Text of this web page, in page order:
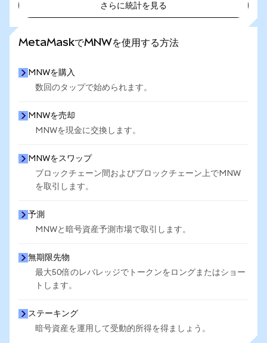
さらに統計を見る
MetaMaskでMNWを使用する方法
MNWを購入
数回のタップで始められます。
MNWを売却
MNWを現金に交換します。
MNWをスワップ
ブロックチェーン間およびブロックチェーン上でMNW
を取引します。
予測
MNWと暗号資産予測市場で取引します。
無期限先物
最大50倍のレバレッジでトークンをロングまたはショー
トします。
ステーキング
暗号資産を運用して受動的所得を得ましょう。